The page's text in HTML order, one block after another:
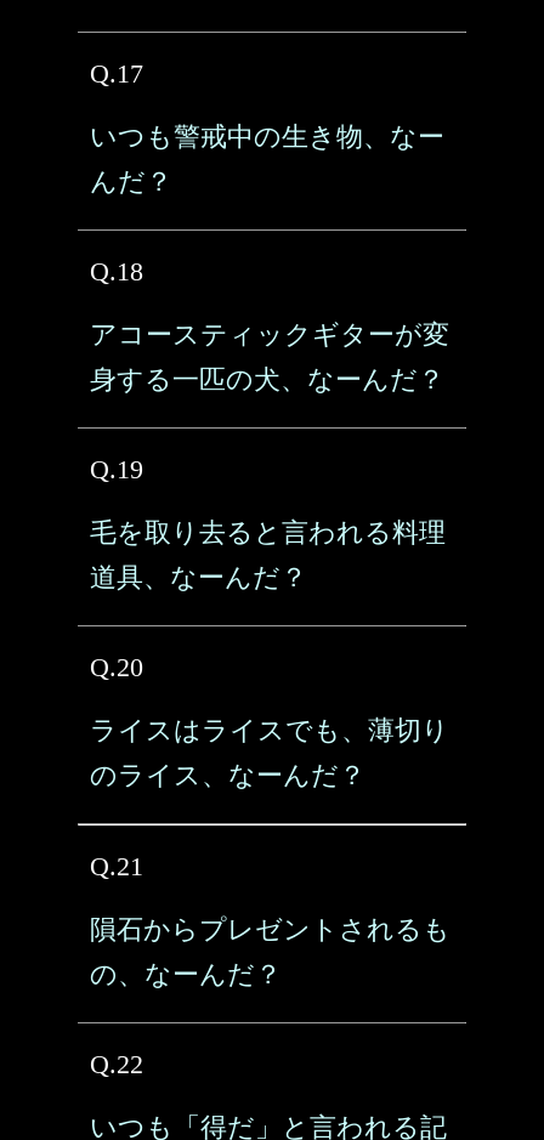
Q.17
いつも警戒中の生き物、なー
んだ？
Q.18
アコースティックギターが変
身する一匹の犬、なーんだ？
Q.19
毛を取り去ると言われる料理
道具、なーんだ？
Q.20
ライスはライスでも、薄切り
のライス、なーんだ？
Q.21
隕石からプレゼントされるも
の、なーんだ？
Q.22
いつも「得だ」と言われる記